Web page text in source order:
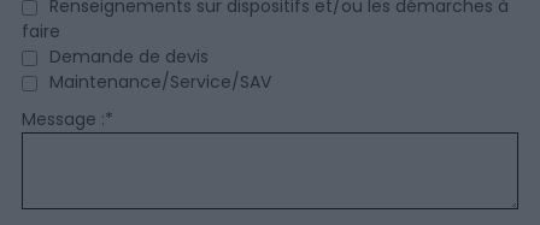
Renseignements sur dispositifs et/ou les démarches à
faire
Demande de devis
Maintenance/Service/SAV
Message :*